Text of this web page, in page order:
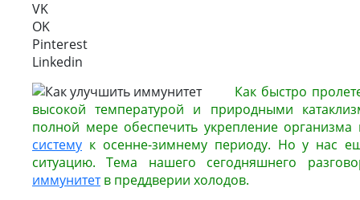
VK
OK
Pinterest
Linkedin
Как быстро
высокой температурой и природными
полной мере обеспечить укрепление
систему к осенне-зимнему периоду. Но у нас
ситуацию. Тема нашего сегодняшнего
иммунитетв преддверии холодов.